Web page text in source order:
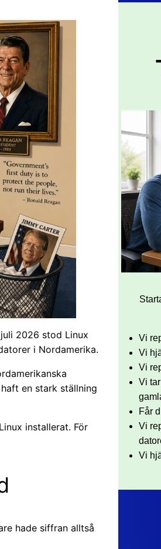
2026 stod Linux
i Nordamerika.
en stark ställning
installerat. För
hade siffran alltså
Vi
Vi
Vi
Vi
Får
Vi
Vi